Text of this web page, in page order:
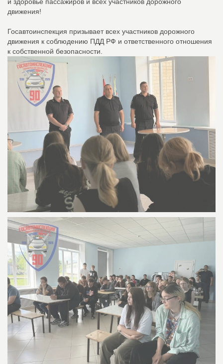
движения!
Госавтоинспекция призывает всех участников дорожного
движения к соблюдению ПДД РФ и ответственного отношения
к собственной безопасности.